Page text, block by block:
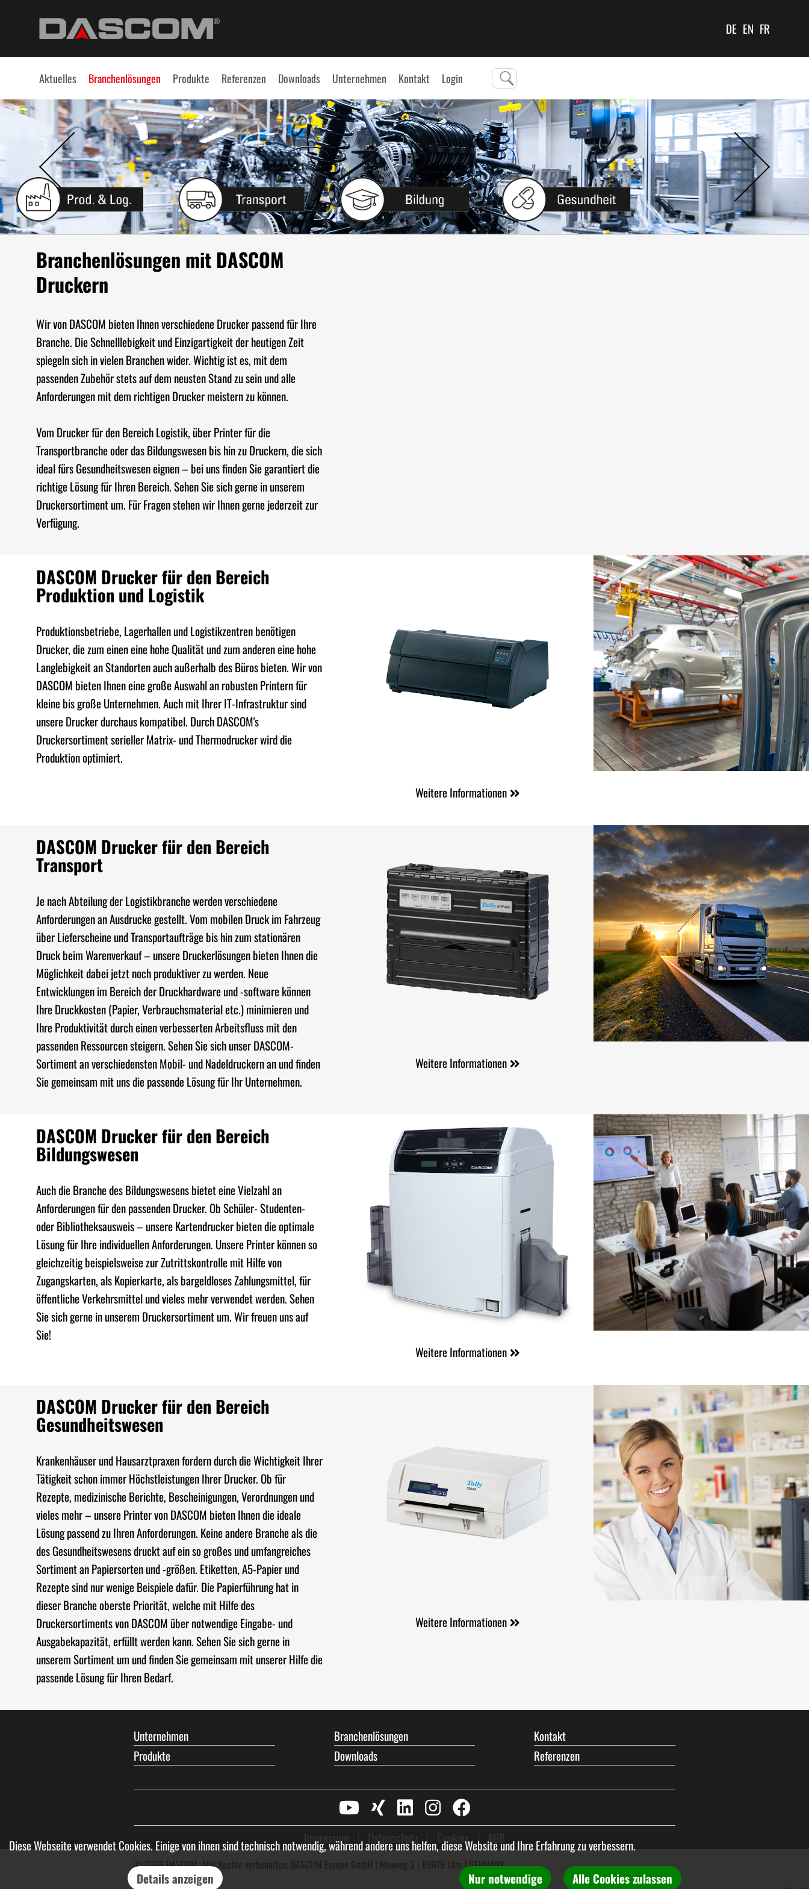
DE EN FR
Aktuelles Branchenlösungen Produkte Referenzen Downloads Unternehmen Kontakt Login
Branchenlösungen mit DASCOM
Druckern
Wir von DASCOM bieten Ihnen verschiedene Drucker passend für Ihre
Branche. Die Schnelllebigkeit und Einzigartigkeit der heutigen Zeit
spiegeln sich in vielen Branchen wider. Wichtig ist es, mit dem
passenden Zubehör stets auf dem neusten Stand zu sein und alle
Anforderungen mit dem richtigen Drucker meistern zu können.
Vom Drucker für den Bereich Logistik, über Printer für die
Transportbranche oder das Bildungswesen bis hin zu Druckern, die sich
ideal fürs Gesundheitswesen eignen – bei uns finden Sie garantiert die
richtige Lösung für Ihren Bereich. Sehen Sie sich gerne in unserem
Druckersortiment um. Für Fragen stehen wir Ihnen gerne jederzeit zur
Verfügung.
DASCOM Drucker für den Bereich
Produktion und Logistik
Produktionsbetriebe, Lagerhallen und Logistikzentren benötigen
Drucker, die zum einen eine hohe Qualität und zum anderen eine hohe
Langlebigkeit an Standorten auch außerhalb des Büros bieten. Wir von
DASCOM bieten Ihnen eine große Auswahl an robusten Printern für
kleine bis große Unternehmen. Auch mit Ihrer IT-Infrastruktur sind
unsere Drucker durchaus kompatibel. Durch DASCOM's
Druckersortiment serieller Matrix- und Thermodrucker wird die
Produktion optimiert.
Weitere Informationen
DASCOM Drucker für den Bereich
Transport
Je nach Abteilung der Logistikbranche werden verschiedene
Anforderungen an Ausdrucke gestellt. Vom mobilen Druck im Fahrzeug
über Lieferscheine und Transportaufträge bis hin zum stationären
Druck beim Warenverkauf – unsere Druckerlösungen bieten Ihnen die
Möglichkeit dabei jetzt noch produktiver zu werden. Neue
Entwicklungen im Bereich der Druckhardware und -software können
Ihre Druckkosten (Papier, Verbrauchsmaterial etc.) minimieren und
Ihre Produktivität durch einen verbesserten Arbeitsfluss mit den
passenden Ressourcen steigern. Sehen Sie sich unser DASCOM-
Sortiment an verschiedensten Mobil- und Nadeldruckern an und finden
Sie gemeinsam mit uns die passende Lösung für Ihr Unternehmen.
Weitere Informationen
DASCOM Drucker für den Bereich
Bildungswesen
Auch die Branche des Bildungswesens bietet eine Vielzahl an
Anforderungen für den passenden Drucker. Ob Schüler- Studenten-
oder Bibliotheksausweis – unsere Kartendrucker bieten die optimale
Lösung für Ihre individuellen Anforderungen. Unsere Printer können so
gleichzeitig beispielsweise zur Zutrittskontrolle mit Hilfe von
Zugangskarten, als Kopierkarte, als bargeldloses Zahlungsmittel, für
öffentliche Verkehrsmittel und vieles mehr verwendet werden. Sehen
Sie sich gerne in unserem Druckersortiment um. Wir freuen uns auf
Sie!
Weitere Informationen
DASCOM Drucker für den Bereich
Gesundheitswesen
Krankenhäuser und Hausarztpraxen fordern durch die Wichtigkeit Ihrer
Tätigkeit schon immer Höchstleistungen Ihrer Drucker. Ob für
Rezepte, medizinische Berichte, Bescheinigungen, Verordnungen und
vieles mehr – unsere Printer von DASCOM bieten Ihnen die ideale
Lösung passend zu Ihren Anforderungen. Keine andere Branche als die
des Gesundheitswesens druckt auf ein so großes und umfangreiches
Sortiment an Papiersorten und -größen. Etiketten, A5-Papier und
Rezepte sind nur wenige Beispiele dafür. Die Papierführung hat in
dieser Branche oberste Priorität, welche mit Hilfe des
Druckersortiments von DASCOM über notwendige Eingabe- und
Ausgabekapazität, erfüllt werden kann. Sehen Sie sich gerne in
unserem Sortiment um und finden Sie gemeinsam mit unserer Hilfe die
passende Lösung für Ihren Bedarf.
Weitere Informationen
Unternehmen
Produkte
Branchenlösungen
Downloads
Kontakt
Referenzen
Impressum Datenschutz Cookies
© 2026 DASCOM. Alle Rechte vorbehalten. DASCOM Europe GmbH | Heuweg 3 | 89079 Ulm | GERMANY
Diese Webseite verwendet Cookies. Einige von ihnen sind technisch notwendig, während andere uns helfen, diese Website und Ihre Erfahrung zu verbessern.
Details anzeigen
Nur notwendige Alle Cookies zulassen